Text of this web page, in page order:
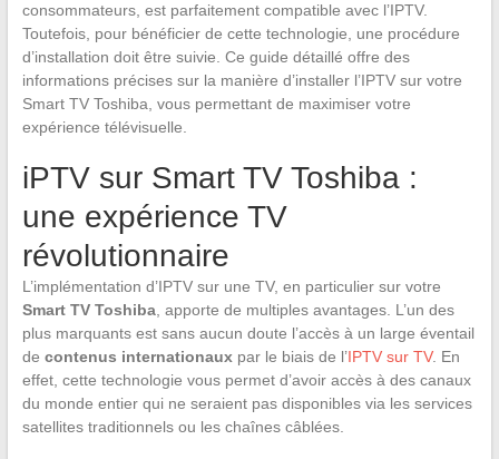
consommateurs, est parfaitement compatible avec l’IPTV.
Toutefois, pour bénéficier de cette technologie, une procédure
d’installation doit être suivie. Ce guide détaillé offre des
informations précises sur la manière d’installer l’IPTV sur votre
Smart TV Toshiba, vous permettant de maximiser votre
expérience télévisuelle.
iPTV sur Smart TV Toshiba :
une expérience TV
révolutionnaire
L’implémentation d’IPTV sur une TV, en particulier sur votre
Smart TV Toshiba, apporte de multiples avantages. L’un des
plus marquants est sans aucun doute l’accès à un large éventail
de contenus internationauxpar le biais de l’IPTV sur TV. En
effet, cette technologie vous permet d’avoir accès à des canaux
du monde entier qui ne seraient pas disponibles via les services
satellites traditionnels ou les chaînes câblées.